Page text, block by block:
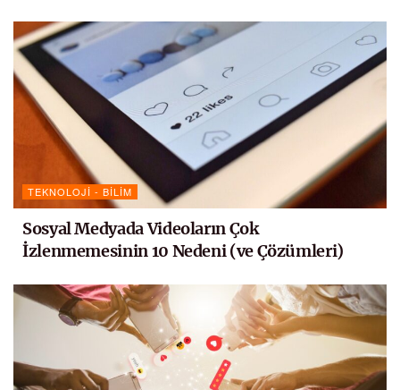
TEKNOLOJI - BILIM
Sosyal Medyada Videoların Çok
İzlenmemesinin 10 Nedeni (ve Çözümleri)